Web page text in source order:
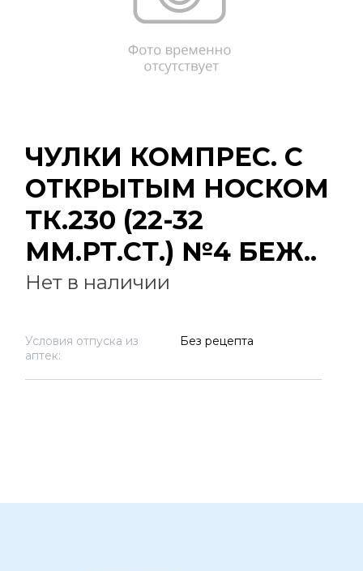
ЧУЛКИ КОМПРЕС. С
ОТКРЫТЫМ НОСКОМ
ТК.230 (22-32
ММ.РТ.СТ.) №4 БЕЖ..
Нет в наличии
Условия отпуска из
аптек:
Без рецепта